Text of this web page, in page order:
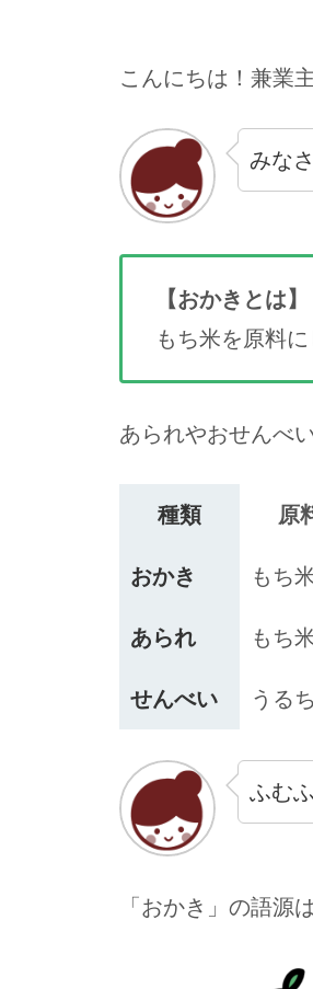
こんにちは！兼業
みな
【おかきとは】
もち米を原料
あられやおせんべ
種類 原
おかき もち
あられ もち
せんべい うる
ふむ
「おかき」の語源